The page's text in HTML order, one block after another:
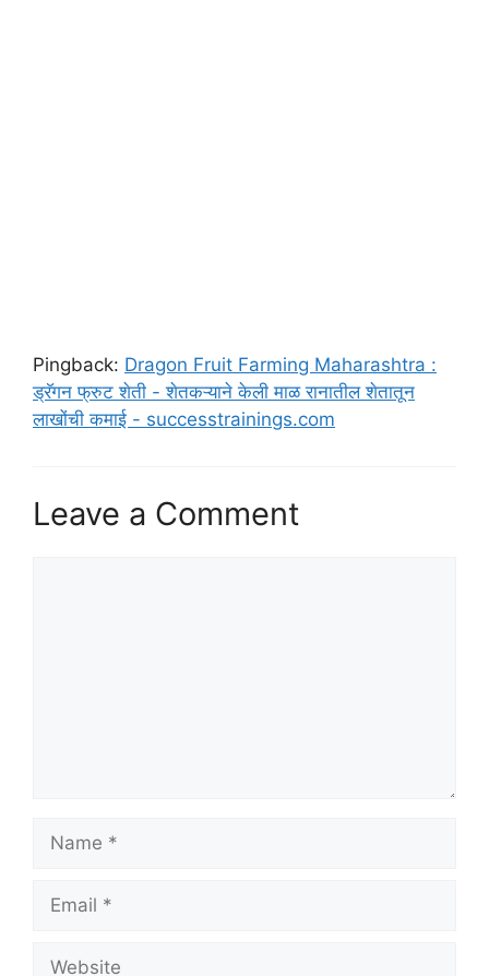
Pingback: Dragon Fruit Farming Maharashtra :
ड्रॅगन फ्रुट शेती - शेतकऱ्याने केली माळ रानातील शेतातून
लाखोंची कमाई - successtrainings.com
Leave a Comment